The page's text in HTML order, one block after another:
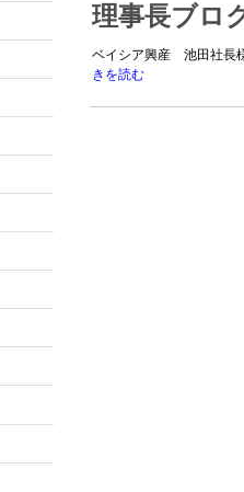
理事長ブ
ベイシア興産 池田社長
きを読む